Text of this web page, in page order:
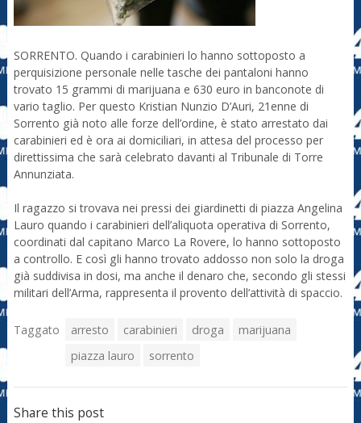
SORRENTO. Quando i carabinieri lo hanno sottoposto a
perquisizione personale nelle tasche dei pantaloni hanno
trovato 15 grammi di marijuana e 630 euro in banconote di
vario taglio. Per questo Kristian Nunzio D’Auri, 21enne di
Sorrento già noto alle forze dell’ordine, è stato arrestato dai
carabinieri ed è ora ai domiciliari, in attesa del processo per
direttissima che sarà celebrato davanti al Tribunale di Torre
Annunziata.
Il ragazzo si trovava nei pressi dei giardinetti di piazza Angelina
Lauro quando i carabinieri dell’aliquota operativa di Sorrento,
coordinati dal capitano Marco La Rovere, lo hanno sottoposto
a controllo. E così gli hanno trovato addosso non solo la droga
già suddivisa in dosi, ma anche il denaro che, secondo gli stessi
militari dell’Arma, rappresenta il provento dell’attività di spaccio.
Taggato arresto carabinieri droga
marijuana
piazza lauro
sorrento
Share this post